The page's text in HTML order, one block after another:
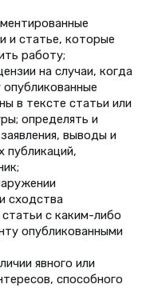
и статье, которые
работу;
на случаи, когда
в тексте статьи или
определять и
выводы и
публикаций,
сходства
с каким-либо
опубликованными
явного или
способного